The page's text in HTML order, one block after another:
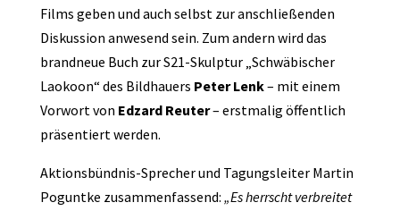
Films geben und auch selbst zur anschließenden
Diskussion anwesend sein. Zum andern wird das
brandneue Buch zur S21-Skulptur „Schwäbischer
Laokoon“ des Bildhauers Peter Lenk– mit einem
Vorwort von Edzard Reuter– erstmalig öffentlich
präsentiert werden.
Aktionsbündnis-Sprecher und Tagungsleiter Martin
Poguntke zusammenfassend: „Es herrscht verbreitet